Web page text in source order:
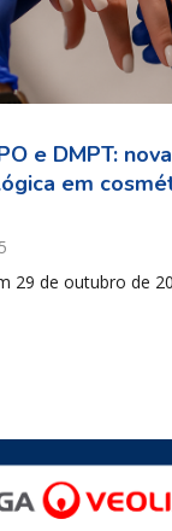
e DMPT:
em
29 de outubro de